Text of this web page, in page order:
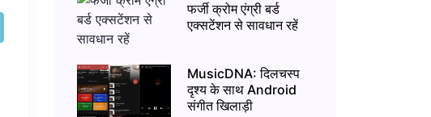
फर्जी क्रोम एंग्री बर्ड
एक्सटेंशन से सावधान रहें
MusicDNA: दिलचस्प
दृश्य के साथ Android
संगीत खिलाड़ी